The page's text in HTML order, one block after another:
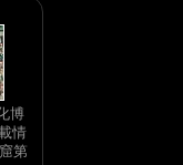
博
情
第